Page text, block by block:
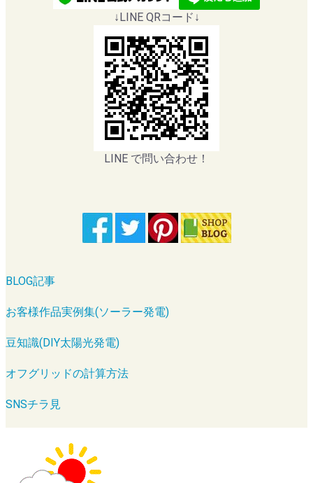
↓LINE QRコード↓
LINE で問い合わせ！
BLOG記事
お客様作品実例集(ソーラー発電)
豆知識(DIY太陽光発電)
オフグリッドの計算方法
SNSチラ見